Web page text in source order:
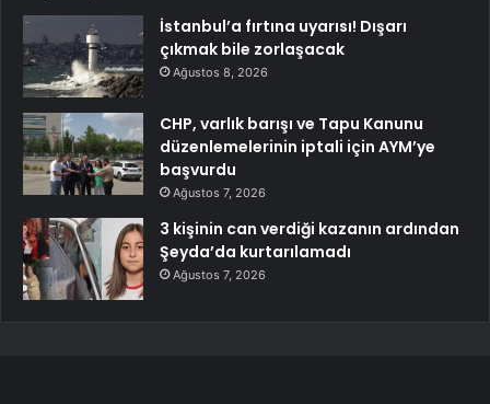
İstanbul’a fırtına uyarısı! Dışarı
çıkmak bile zorlaşacak
Ağustos 8, 2026
CHP, varlık barışı ve Tapu Kanunu
düzenlemelerinin iptali için AYM’ye
başvurdu
Ağustos 7, 2026
3 kişinin can verdiği kazanın ardından
Şeyda’da kurtarılamadı
Ağustos 7, 2026